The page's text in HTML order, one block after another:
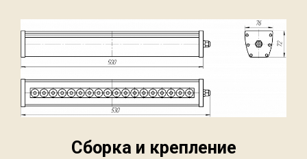
Сборка и крепление